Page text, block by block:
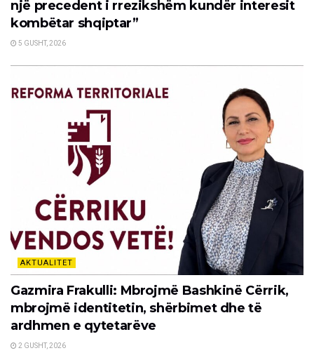
një precedent i rrezikshëm kundër interesit
kombëtar shqiptar”
5 GUSHT, 2026
AKTUALITET
Gazmira Frakulli: Mbrojmë Bashkinë Cërrik,
mbrojmë identitetin, shërbimet dhe të
ardhmen e qytetarëve
2 GUSHT, 2026